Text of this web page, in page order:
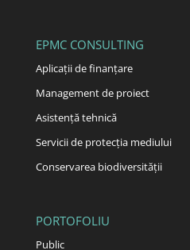
EPMC CONSULTING
Aplicații de finanțare
Management de proiect
Asistență tehnică
Servicii de protecția mediului
Conservarea biodiversității
PORTOFOLIU
Public